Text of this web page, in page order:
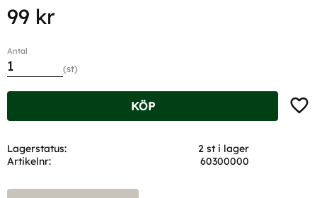
99 kr
Antal
st
KÖP
Lagerstatus
2 st i lager
Artikelnr
60300000